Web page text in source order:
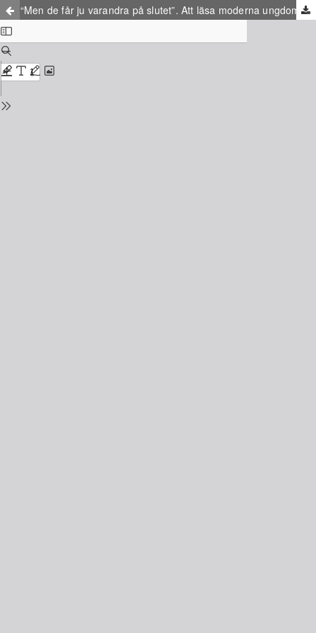
“Men de får ju varandra på slutet”. Att läsa moderna ungdomsdystopier som romance.